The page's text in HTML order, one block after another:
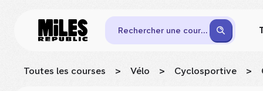
Rechercher une course
Toutes les courses > Vélo > Cyclosportive >